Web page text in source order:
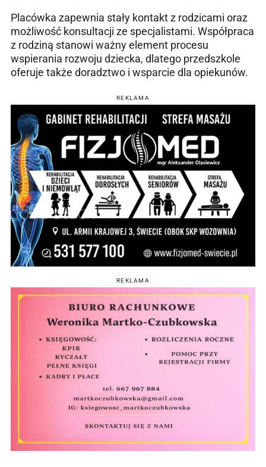
Placówka zapewnia stały kontakt z rodzicami oraz
możliwość konsultacji ze specjalistami. Współpraca
z rodziną stanowi ważny element procesu
wspierania rozwoju dziecka, dlatego przedszkole
oferuje także doradztwo i wsparcie dla opiekunów.
REKLAMA
REKLAMA